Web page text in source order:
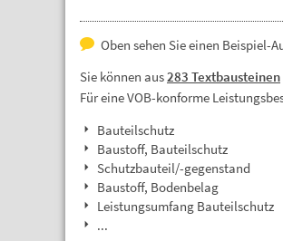
Oben sehen Sie einen Beispiel-
Sie können aus283 Textbausteinen
Für eine VOB-konforme
Bauteilschutz
Baustoff, Bauteilschutz
Schutzbauteil/-gegenstand
Baustoff, Bodenbelag
Leistungsumfang Bauteilschutz
...